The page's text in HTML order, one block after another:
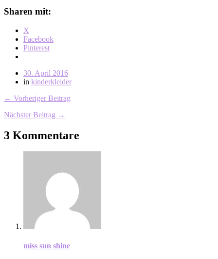
Sharen mit:
X
Facebook
Pinterest
30. April 2016
in kinderkleider
← Vorheriger Beitrag
Nächster Beitrag →
3 Kommentare
miss sun shine